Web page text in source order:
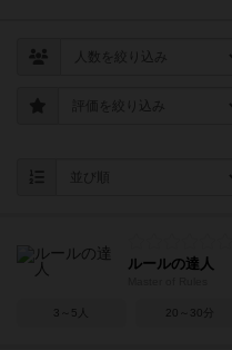
ルールの達人
3～5人 20～30分